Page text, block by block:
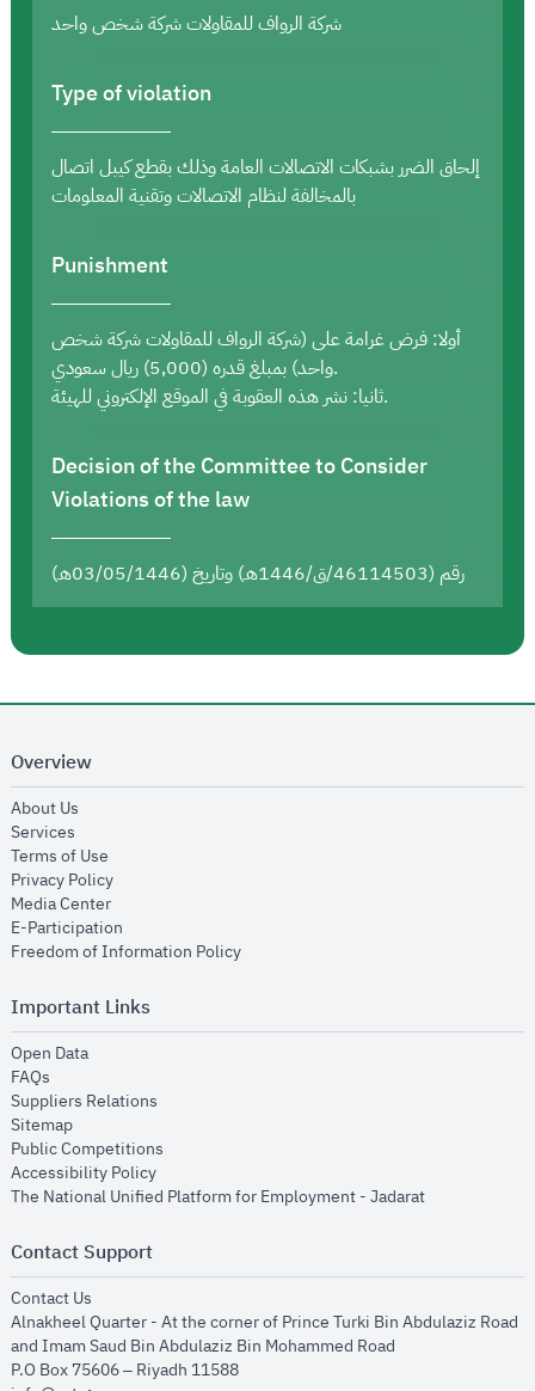
شركة الرواف للمقاولات شركة شخص واحد
Type of violation
إلحاق الضرر بشبكات الاتصالات العامة وذلك بقطع كيبل اتصال
بالمخالفة لنظام الاتصالات وتقنية المعلومات
Punishment
أولا: فرض غرامة على (شركة الرواف للمقاولات شركة شخص
واحد) بمبلغ قدره (5,000) ريال سعودي.
ثانيا: نشر هذه العقوبة في الموقع الإلكتروني للهيئة.
Decision of the Committee to Consider
Violations of the law
رقم (46114503/ق/1446هـ) وتاريخ (03/05/1446هـ)
Overview
About Us
Services
Terms of Use
Privacy Policyopens in new window
Media Centeropens in new window
E-Participation
Freedom of Information Policyopens in new window
Important Links
Open Dataopens in new window
FAQs
Suppliers Relations
Sitemapopens in new window
Public Competitions
Accessibility Policyopens in new window
The National Unified Platform for Employment - Jadaratopens in new
Contact Support
Contact Us
Alnakheel Quarter - At the corner of Prince Turki Bin Abdulaziz Road
and Imam Saud Bin Abdulaziz Bin Mohammed Road​
P.O Box 75606 – Riyadh 11588